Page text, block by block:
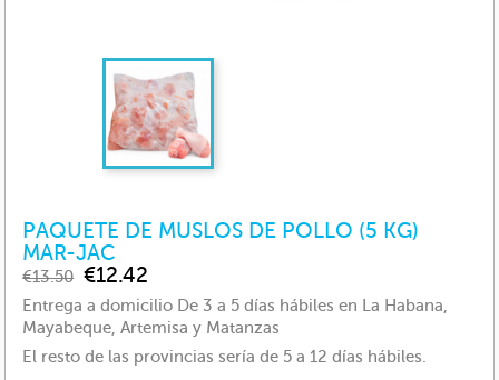
PAQUETE DE MUSLOS DE POLLO (5 KG)
MAR-JAC
€13.50 €12.42
Entrega a domicilio De 3 a 5 días hábiles en La Habana,
Mayabeque, Artemisa y Matanzas
El resto de las provincias sería de 5 a 12 días hábiles.